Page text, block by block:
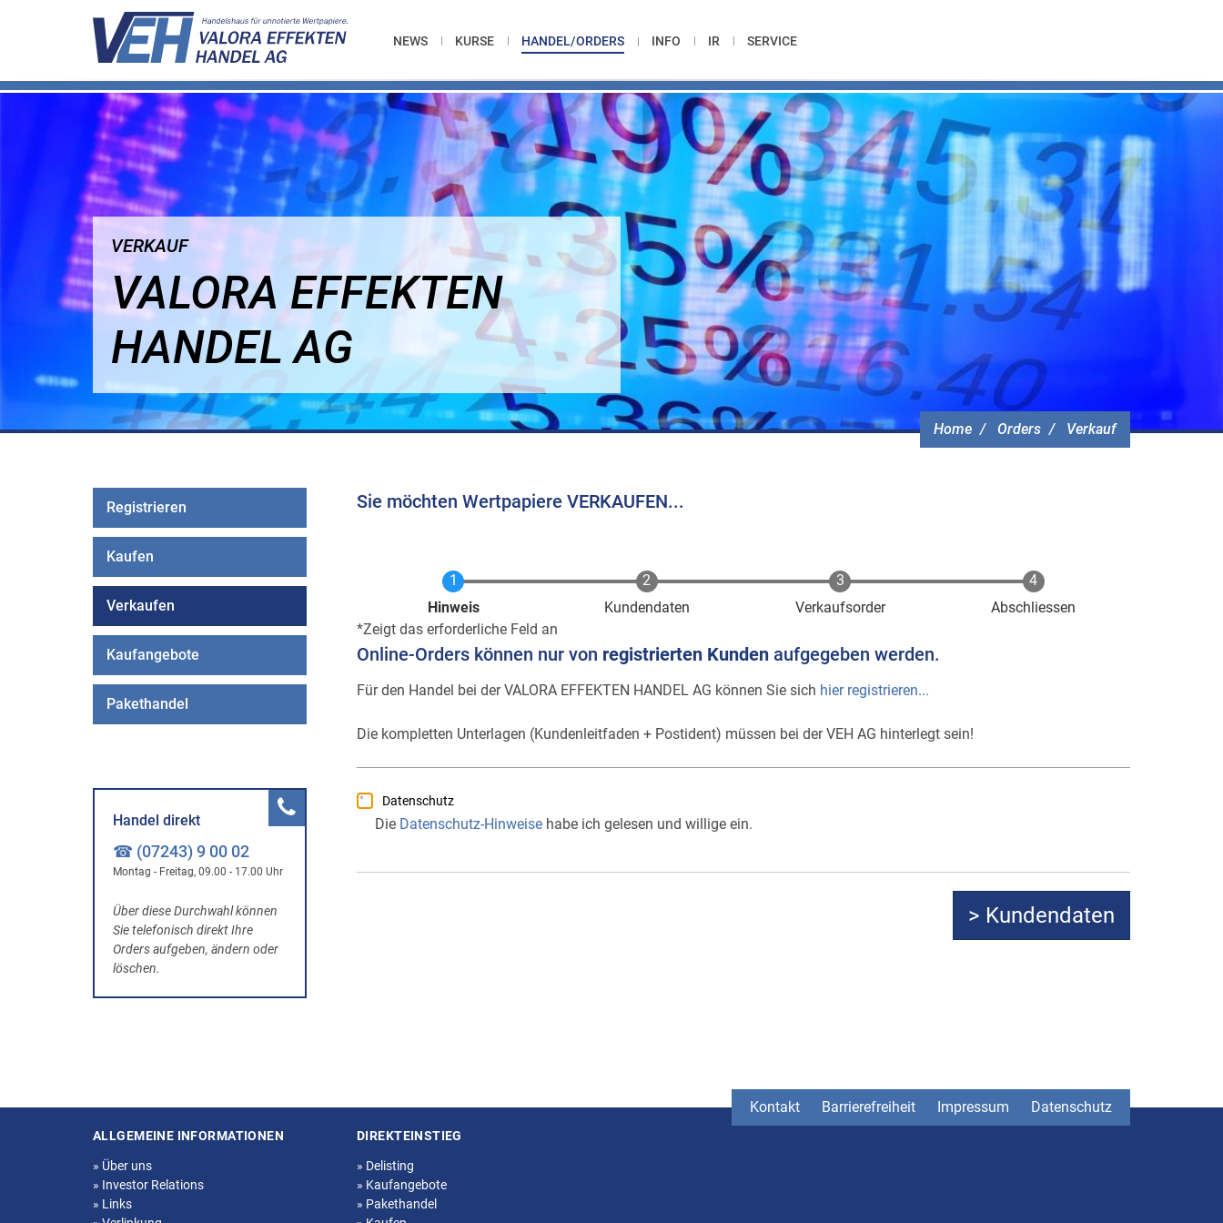
NEWS KURSE HANDEL/ORDERS INFO IR SERVICE
Home Orders Verkauf
VERKAUF
VALORA EFFEKTEN
HANDEL AG
Sie möchten Wertpapiere VERKAUFEN...
Aktuell
Hinweis Kundendaten Verkaufsorder
Abschliessen
Zeigt das erforderliche Feld an
Online-Orders können nur von registrierten Kunden aufgegeben werden.
Für den Handel bei der VALORA EFFEKTEN HANDEL AG können Sie sich hier registrieren...
Die kompletten Unterlagen (Kundenleitfaden + Postident) müssen bei der VEH AG hinterlegt sein!
Datenschutz
Die Datenschutz-Hinweise habe ich gelesen und willige ein.
Registrieren
Kaufen
Verkaufen
Kaufangebote
Pakethandel
Handel direkt
☎ (07243) 9 00 02
Montag - Freitag, 09.00 - 17.00 Uhr
Über diese Durchwahl können
Sie telefonisch direkt Ihre
Orders aufgeben, ändern oder
löschen.
Kontakt Barrierefreiheit Impressum Datenschutz
Seitenstruktur
ALLGEMEINE INFORMATIONEN
» Über uns
» Investor Relations
» Links
DIREKTEINSTIEG
» Delisting
» Kaufangebote
» Pakethandel